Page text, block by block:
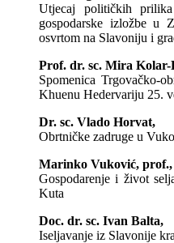
Utjecaj političkih
gospodarske izložbe u
osvrtom na Slavoniju i
Prof. dr. sc. Mira
Spomenica Trgovačko-
Khuenu Hedervariju 25.
Dr. sc. Vlado Horvat,
Obrtničke zadruge u
Marinko Vuković, prof.,
Gospodarenje i život
Kuta
Doc. dr. sc. Ivan Balta,
Iseljavanje iz Slavonije